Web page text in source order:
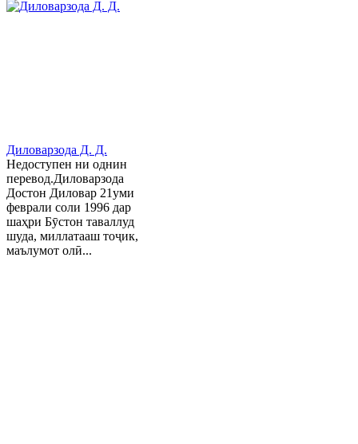
Диловарзода Д. Д.
Недоступен ни однин
перевод.Диловарзода
Достон Диловар 21уми
феврали соли 1996 дар
шаҳри Бӯстон таваллуд
шуда, миллатааш тоҷик,
маълумот олӣ...